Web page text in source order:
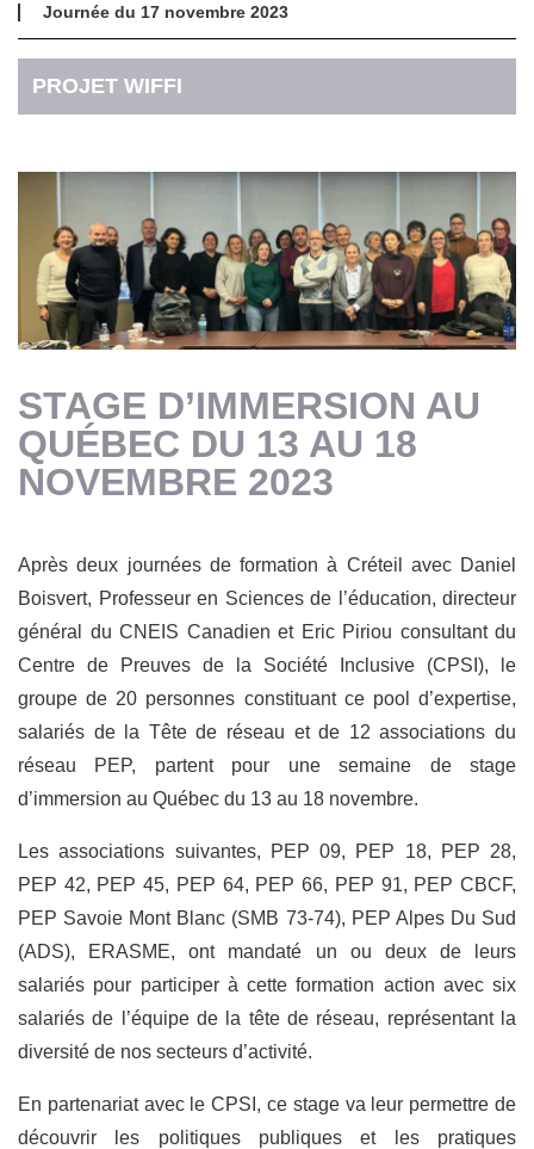
Journée du 17 novembre 2023
PROJET WIFFI
STAGE D’IMMERSION AU
QUÉBEC DU 13 AU 18
NOVEMBRE 2023
Après deux journées de formation à Créteil avec Daniel
Boisvert, Professeur en Sciences de l’éducation, directeur
général du CNEIS Canadien et Eric Piriou consultant du
Centre de Preuves de la Société Inclusive (CPSI), le
groupe de 20 personnes constituant ce pool d’expertise,
salariés de la Tête de réseau et de 12 associations du
réseau PEP, partent pour une semaine de stage
d’immersion au Québec du 13 au 18 novembre.
Les associations suivantes, PEP 09, PEP 18, PEP 28,
PEP 42, PEP 45, PEP 64, PEP 66, PEP 91, PEP CBCF,
PEP Savoie Mont Blanc (SMB 73-74), PEP Alpes Du Sud
(ADS), ERASME, ont mandaté un ou deux de leurs
salariés pour participer à cette formation action avec six
salariés de l’équipe de la tête de réseau, représentant la
diversité de nos secteurs d’activité.
En partenariat avec le CPSI, ce stage va leur permettre de
découvrir les politiques publiques et les pratiques